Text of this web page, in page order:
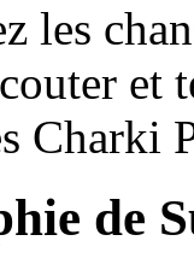
les
et
Charki
de